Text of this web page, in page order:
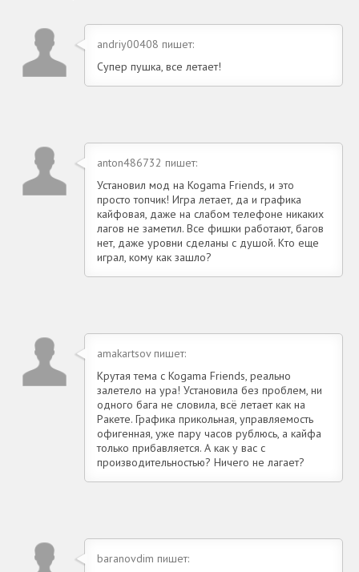
andriy00408 пишет:
Супер пушка, все летает!
anton486732 пишет:
Установил мод на Kogama Friends, и это
просто топчик! Игра летает, да и графика
кайфовая, даже на слабом телефоне никаких
лагов не заметил. Все фишки работают, багов
нет, даже уровни сделаны с душой. Кто еще
играл, кому как зашло?
amakartsov пишет:
Крутая тема с Kogama Friends, реально
залетело на ура! Установила без проблем, ни
одного бага не словила, всё летает как на
Ракете. Графика прикольная, управляемость
офигенная, уже пару часов рублюсь, а кайфа
только прибавляется. А как у вас с
производительностью? Ничего не лагает?
baranovdim пишет: